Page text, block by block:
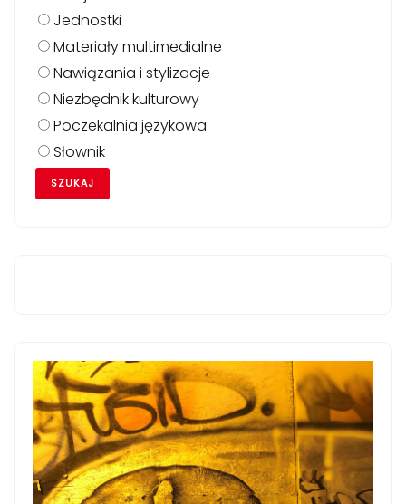
Jednostki
Materiały multimedialne
Nawiązania i stylizacje
Niezbędnik kulturowy
Poczekalnia językowa
Słownik